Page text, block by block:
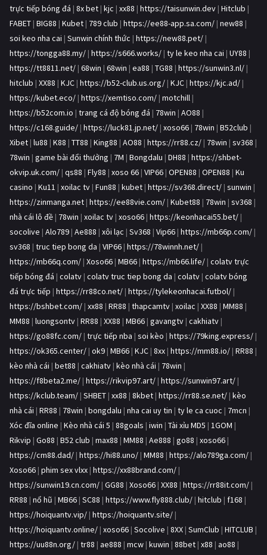
trực tiếp bóng đá | 8x bet | kjc | xx88 | https://taisunwin.dev | Hitclub |
FABET | BIG88 | Kubet | 789 club | https://ee88-app.sa.com/ | new88 |
soi keo nha cai | Sunwin chính thức | https://new88.pet/ |
https://tongga88.my/ | https://s666.works/ | ty le keo nha cai | UY88 |
https://tt8811.net/ | 68win | 68win | ea88 | TG88 | https://sunwin3.nl/ |
hitclub | XX88 | KJC | https://b52-club.us.org/ | KJC | https://kjc.ad/ |
https://kubet.eco/ | https://xemtiso.com/ | motchill |
https://b52com.io | trang cá độ bóng đá | 78win | AO88 |
https://c168.guide/ | https://luck81.jp.net/ | xoso66 | 78win | B52club |
Xibet | lu88 | K88 | TT88 | King88 | AO88 | https://rr88.cz/ | 78win | sv368 |
78win | game bài đổi thưởng | 7M | Bongdalu | DH88 | https://shbet-
okvip.uk.com/ | qs88 | Fly88 | xoso 66 | VIP66 | OPEN88 | OPEN88 | Ku
casino | Ku11 | xoilac tv | Fun88 | kubet | https://sv368.direct/ | sunwin |
https://zinmanga.net | https://ee88vie.com/ | Kubet88 | 78win | sv368 |
nhà cái lô đề | 78win | xoilac tv | xoso66 | https://keonhacai55.bet/ |
socolive | Alo789 | Ae888 | xôi lạc | Sv368 | Vip66 | https://mb66p.com/ |
sv368 | truc tiep bong da | VIP66 | https://78winnh.net/ |
https://mb66q.com/ | Xoso66 | MB66 | https://mb66.life/ | colatv trực
tiếp bóng đá | colatv | colatv truc tiep bong da | colatv | colatv bóng
đá trực tiếp | https://rr88co.net/ | https://tylekeonhacai.futbol/ |
https://bshbet.com/ | xx88 | RR88 | thapcamtv | xoilac | XX88 | MM88 |
MM88 | luongsontv | RR88 | XX88 | MB66 | gavangtv | cakhiatv |
https://go88fc.com/ | trực tiếp nba | soi kèo | https://79king.express/ |
https://ok365.center/ | ok9 | MB66 | KJC | 8xx | https://mm88.io/ | RR88 |
kèo nhà cái | bet88 | cakhiatv | kèo nhà cái | 78win |
https://f8beta2.me/ | https://rikvip97.art/ | https://sunwin97.art/ |
https://kclub.team/ | SHBET | xx88 | 8kbet | https://rr88.se.net/ | kèo
nhà cái | RR88 | 78win | bongdalu | nha cai uy tin | ty le ca cuoc | 7mcn |
Xóc đĩa online | Kèo nhà cái 5 | 88goals | iwin | Tài xỉu MD5 | 1GOM |
Rikvip | Go88 | B52 club | max88 | MM88 | Ae888 | go88 | xoso66 |
https://cm88.dad/ | https://hi88.uno/ | MM88 | https://alo789ga.com/ |
Xoso66 | phim sex vlxx | https://xx88brand.com/ |
https://sunwin19.cn.com/ | GG88 | Xoso66 | XX88 | https://rr88it.com/ |
RR88 | nổ hũ | MB66 | SC88 | https://www.fly888.club/ | hitclub | f168 |
https://hoiquantv.vip/ | https://hoiquantv.site/ |
https://hoiquantv.online/ | xoso66 | Socolive | 8XX | SumClub | HITCLUB |
https://uu88n.org/ | tr88 | ae888 | mcw | kuwin | 88bet | x88 | ao88 |